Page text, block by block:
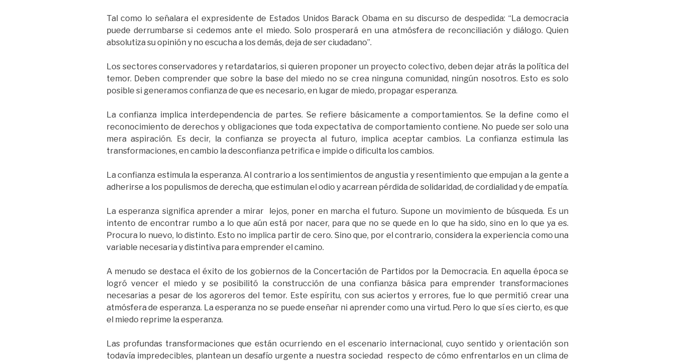
Tal como lo señalara el expresidente de Estados Unidos Barack Obama en su discurso de despedida: “La democracia
puede derrumbarse si cedemos ante el miedo. Solo prosperará en una atmósfera de reconciliación y diálogo. Quien
absolutiza su opinión y no escucha a los demás, deja de ser ciudadano”.
Los sectores conservadores y retardatarios, si quieren proponer un proyecto colectivo, deben dejar atrás la política del
temor. Deben comprender que sobre la base del miedo no se crea ninguna comunidad, ningún nosotros. Esto es solo
posible si generamos confianza de que es necesario, en lugar de miedo, propagar esperanza.
La confianza implica interdependencia de partes. Se refiere básicamente a comportamientos. Se la define como el
reconocimiento de derechos y obligaciones que toda expectativa de comportamiento contiene. No puede ser solo una
mera aspiración. Es decir, la confianza se proyecta al futuro, implica aceptar cambios. La confianza estimula las
transformaciones, en cambio la desconfianza petrifica e impide o dificulta los cambios.
La confianza estimula la esperanza. Al contrario a los sentimientos de angustia y resentimiento que empujan a la gente a
adherirse a los populismos de derecha, que estimulan el odio y acarrean pérdida de solidaridad, de cordialidad y de empatía.
La esperanza significa aprender a mirar lejos, poner en marcha el futuro. Supone un movimiento de búsqueda. Es un
intento de encontrar rumbo a lo que aún está por nacer, para que no se quede en lo que ha sido, sino en lo que ya es.
Procura lo nuevo, lo distinto. Esto no implica partir de cero. Sino que, por el contrario, considera la experiencia como una
variable necesaria y distintiva para emprender el camino.
A menudo se destaca el éxito de los gobiernos de la Concertación de Partidos por la Democracia. En aquella época se
logró vencer el miedo y se posibilitó la construcción de una confianza básica para emprender transformaciones
necesarias a pesar de los agoreros del temor. Este espíritu, con sus aciertos y errores, fue lo que permitió crear una
atmósfera de esperanza. La esperanza no se puede enseñar ni aprender como una virtud. Pero lo que sí es cierto, es que
el miedo reprime la esperanza.
Las profundas transformaciones que están ocurriendo en el escenario internacional, cuyo sentido y orientación son
todavía impredecibles, plantean un desafío urgente a nuestra sociedad respecto de cómo enfrentarlos en un clima de